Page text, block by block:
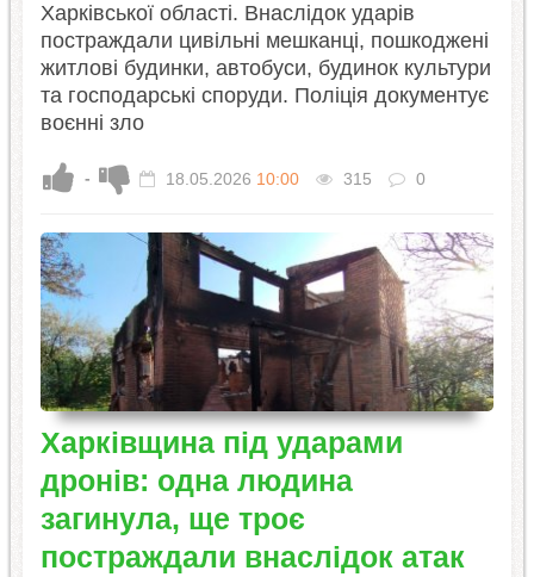
Харківської області. Внаслідок ударів
постраждали цивільні мешканці, пошкоджені
житлові будинки, автобуси, будинок культури
та господарські споруди. Поліція документує
воєнні зло
- 18.05.2026 10:00 315 0
Харківщина під ударами
дронів: одна людина
загинула, ще троє
постраждали внаслідок атак